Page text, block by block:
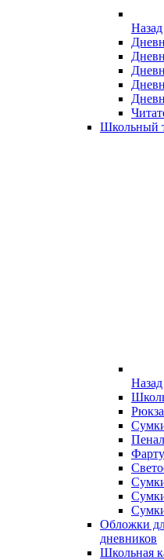
Назад
Школьный
Назад
Обложки
дневников
Школьная